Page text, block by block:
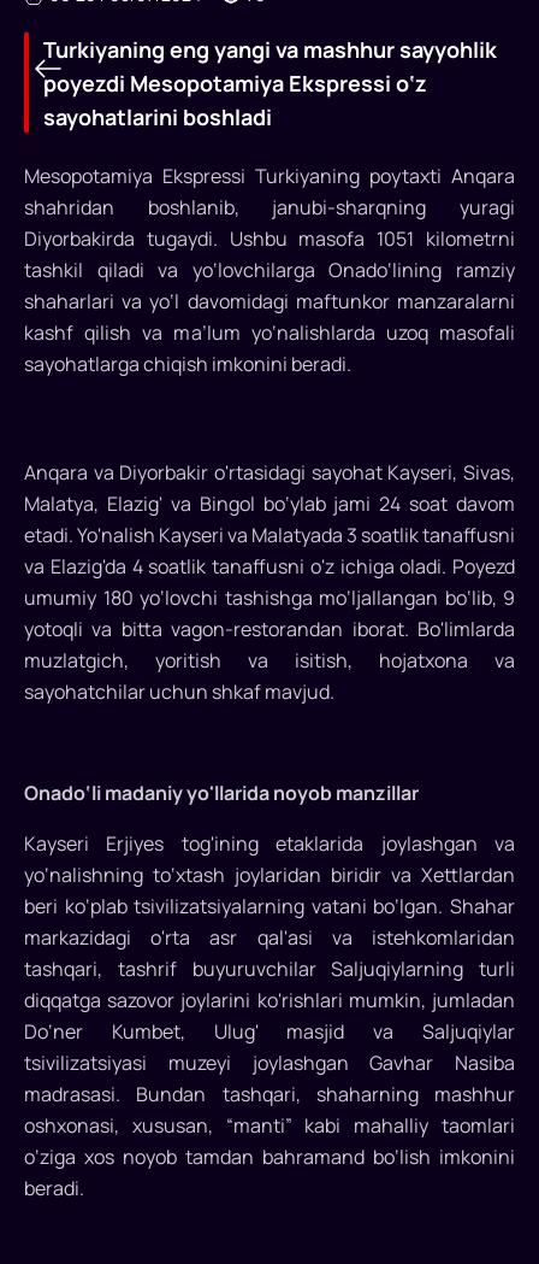
Turkiyaning
eng
yangi
sayyohlik
poyezdi
Mesopotamiya
Ekspressi
o‘z
sayohatlarini
betakror
go'zalligini
poyezdda
kashf
qilishni
xohlaysizmi?
Bundan
tashqari,
sayohatlar
tabiat
uyg'onib,
Turkiyaning
har
Turkiyaning eng yangi va mashhur sayyohlik
poyezdi Mesopotamiya Ekspressi o‘z
sayohatlarini boshladi
Mesopotamiya Ekspressi Turkiyaning poytaxti Anqara
shahridan boshlanib, janubi-sharqning yuragi
Diyorbakirda tugaydi. Ushbu masofa 1051 kilometrni
tashkil qiladi va yo‘lovchilarga Onado‘lining ramziy
shaharlari va yo‘l davomidagi maftunkor manzaralarni
kashf qilish va ma’lum yo‘nalishlarda uzoq masofali
sayohatlarga chiqish imkonini beradi.
Anqara va Diyorbakir o'rtasidagi sayohat Kayseri, Sivas,
Malatya, Elazig' va Bingol bo‘ylab jami 24 soat davom
etadi. Yo'nalish Kayseri va Malatyada 3 soatlik tanaffusni
va Elazig'da 4 soatlik tanaffusni o'z ichiga oladi. Poyezd
umumiy 180 yo‘lovchi tashishga mo‘ljallangan bo‘lib, 9
yotoqli va bitta vagon-restorandan iborat. Bo'limlarda
muzlatgich, yoritish va isitish, hojatxona va
sayohatchilar uchun shkaf mavjud.
Onado‘li madaniy yo'llarida noyob manzillar
Kayseri Erjiyes tog'ining etaklarida joylashgan va
yo‘nalishning to‘xtash joylaridan biridir va Xettlardan
beri ko‘plab tsivilizatsiyalarning vatani bo‘lgan. Shahar
markazidagi o'rta asr qal'asi va istehkomlaridan
tashqari, tashrif buyuruvchilar Saljuqiylarning turli
diqqatga sazovor joylarini ko'rishlari mumkin, jumladan
Do‘ner Kumbet, Ulug' masjid va Saljuqiylar
tsivilizatsiyasi muzeyi joylashgan Gavhar Nasiba
madrasasi. Bundan tashqari, shaharning mashhur
oshxonasi, xususan, “manti” kabi mahalliy taomlari
o‘ziga xos noyob tamdan bahramand bo‘lish imkonini
beradi.